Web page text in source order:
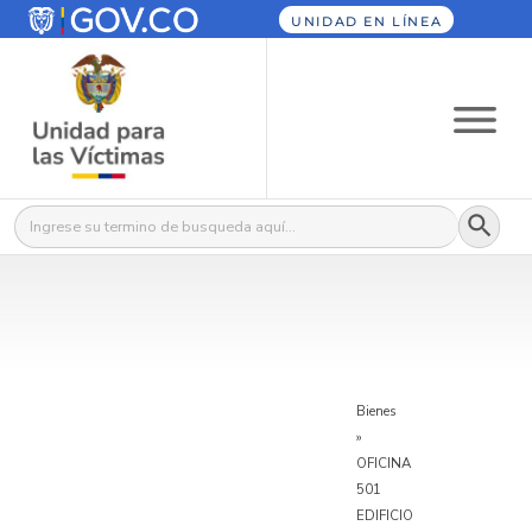
UNIDAD EN LÍNEA
Buscar: Botón
Bienes
»
OFICINA
501
EDIFICIO